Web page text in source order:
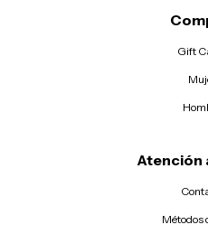
Gift
Atención
Métodos